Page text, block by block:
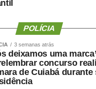
estadual:
Belussi
POLÍCIA
3 semanas atrás
deixamos uma
concurso
de Cuiabá durante